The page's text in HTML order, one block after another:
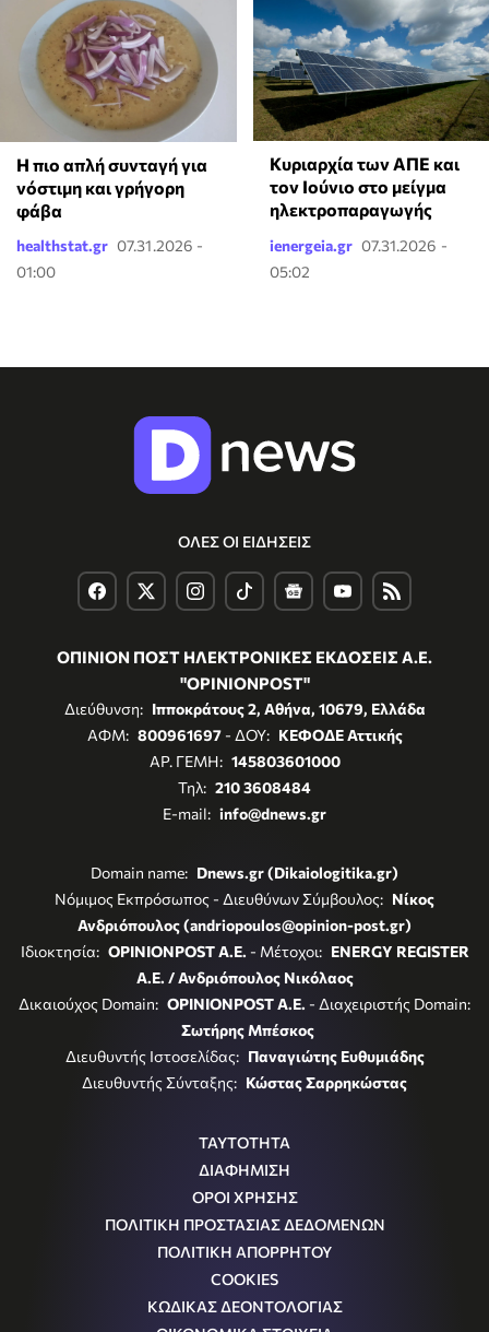
Η πιο απλή συνταγή για
νόστιμη και γρήγορη
φάβα
healthstat.gr 07.31.2026 -
01:00
Κυριαρχία των ΑΠΕ και
τον Ιούνιο στο μείγμα
ηλεκτροπαραγωγής
ienergeia.gr 07.31.2026 -
05:02
ΟΛΕΣ ΟΙ ΕΙΔΗΣΕΙΣ
ΟΠΙΝΙΟΝ ΠΟΣΤ ΗΛΕΚΤΡΟΝΙΚΕΣ ΕΚΔΟΣΕΙΣ Α.Ε.
"OPINIONPOST"
Διεύθυνση: Ιπποκράτους 2, Αθήνα, 10679, Ελλάδα
ΑΦΜ: 800961697- ΔΟΥ: ΚΕΦΟΔΕ Αττικής
ΑΡ. ΓΕΜΗ: 145803601000
Τηλ: 210 3608484
E-mail: info@dnews.gr
Domain name: Dnews.gr (Dikaiologitika.gr)
Νόμιμος Εκπρόσωπος - Διευθύνων Σύμβουλος: Νίκος
Ανδριόπουλος (andriopoulos@opinion-post.gr)
Ιδιοκτησία: OPINIONPOST A.E. - Μέτοχοι: ENERGY REGISTER
Α.Ε. / Ανδριόπουλος Νικόλαος
Δικαιούχος Domain: OPINIONPOST A.E. - Διαχειριστής Domain:
Σωτήρης Μπέσκος
Διευθυντής Ιστοσελίδας: Παναγιώτης Ευθυμιάδης
Διευθυντής Σύνταξης: Κώστας Σαρρηκώστας
ΤΑΥΤΟΤΗΤΑ
ΔΙΑΦΗΜΙΣΗ
ΟΡΟΙ ΧΡΗΣΗΣ
ΠΟΛΙΤΙΚΗ ΠΡΟΣΤΑΣΙΑΣ ΔΕΔΟΜΕΝΩΝ
ΠΟΛΙΤΙΚΗ ΑΠΟΡΡΗΤΟΥ
COOKIES
ΚΩΔΙΚΑΣ ΔΕΟΝΤΟΛΟΓΙΑΣ